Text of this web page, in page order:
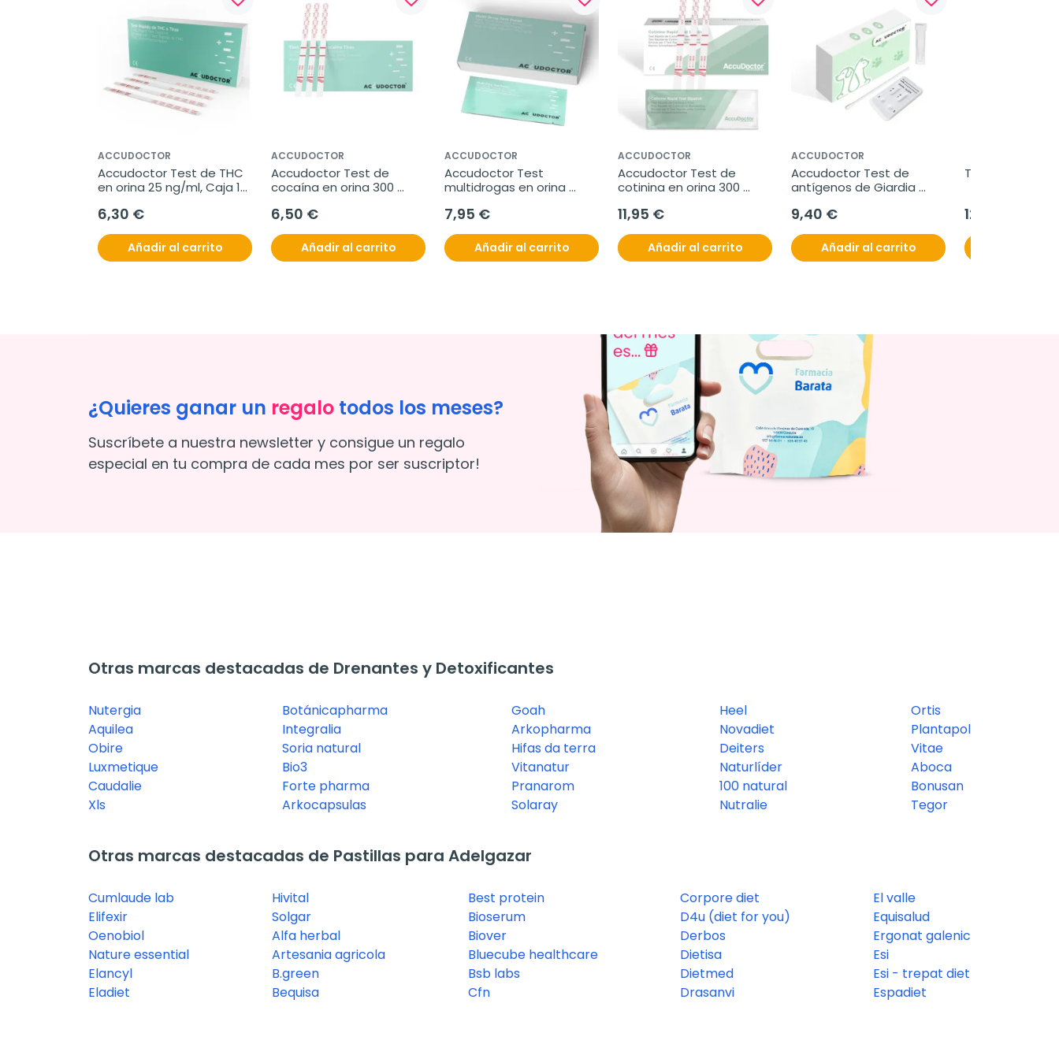
ACCUDOCTOR
Accudoctor Test de THC
en orina 25 ng/ml, Caja 10
6,30 €
Añadir al carrito
ACCUDOCTOR
Accudoctor Test de
cocaína en orina 300
6,50 €
Añadir al carrito
ACCUDOCTOR
Accudoctor Test
multidrogas en orina
Caja 2 pruebas
7,95 €
Añadir al carrito
ACCUDOCTOR
Accudoctor Test de
cotinina en orina 300
11,95 €
Añadir al carrito
ACCUDOCTOR
Accudoctor Test de
antígenos de Giardia
heces de perros, Caja 2
pruebas
9,40 €
Añadir al carrito
Treovis colirio,
12,50 €
¿Quieres ganar un regalo todos los meses?
Suscríbete a nuestra newsletter y consigue un regalo
especial en tu compra de cada mes por ser suscriptor!
Otras marcas destacadas de Drenantes y Detoxificantes
Nutergia
Aquilea
Obire
Luxmetique
Caudalie
Xls
Botánicapharma
Integralia
Soria natural
Bio3
Forte pharma
Arkocapsulas
Goah
Arkopharma
Hifas da terra
Vitanatur
Pranarom
Solaray
Heel
Novadiet
Deiters
Naturlíder
100 natural
Nutralie
Ortis
Plantapol
Vitae
Aboca
Bonusan
Tegor
Otras marcas destacadas de Pastillas para Adelgazar
Cumlaude lab
Elifexir
Oenobiol
Nature essential
Elancyl
Eladiet
Hivital
Solgar
Alfa herbal
Artesania agricola
B.green
Bequisa
Best protein
Bioserum
Biover
Bluecube healthcare
Bsb labs
Cfn
Corpore diet
D4u (diet for you)
Derbos
Dietisa
Dietmed
Drasanvi
El valle
Equisalud
Ergonat galenic
Esi
Esi - trepat diet
Espadiet